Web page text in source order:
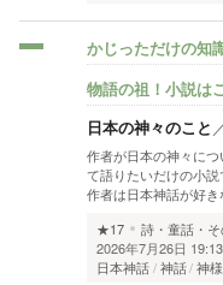
かじっただけの知
物語の祖！小説は
日本の神々のこと
作者が日本の神々に
て語りたいだけの小説
作者は日本神話が好
★17
詩・童話・
2026年7月26日
日本神話 神話 神様